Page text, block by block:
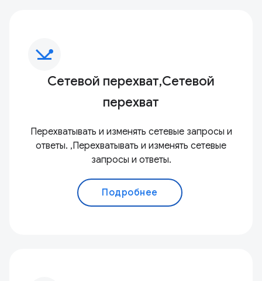
network_ping
Сетевой перехват,Сетевой
перехват
Перехватывать и изменять сетевые запросы и
ответы. ,Перехватывать и изменять сетевые
запросы и ответы.
Подробнее